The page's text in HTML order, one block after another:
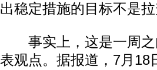
出稳定措施的目标不是
事实上，这是一周之
表观点。据报道，7月18